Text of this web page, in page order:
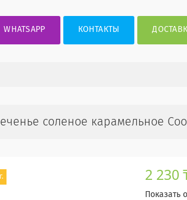
WHATSAPP КОНТАКТЫ
соленое карамельное
2 230
Показать